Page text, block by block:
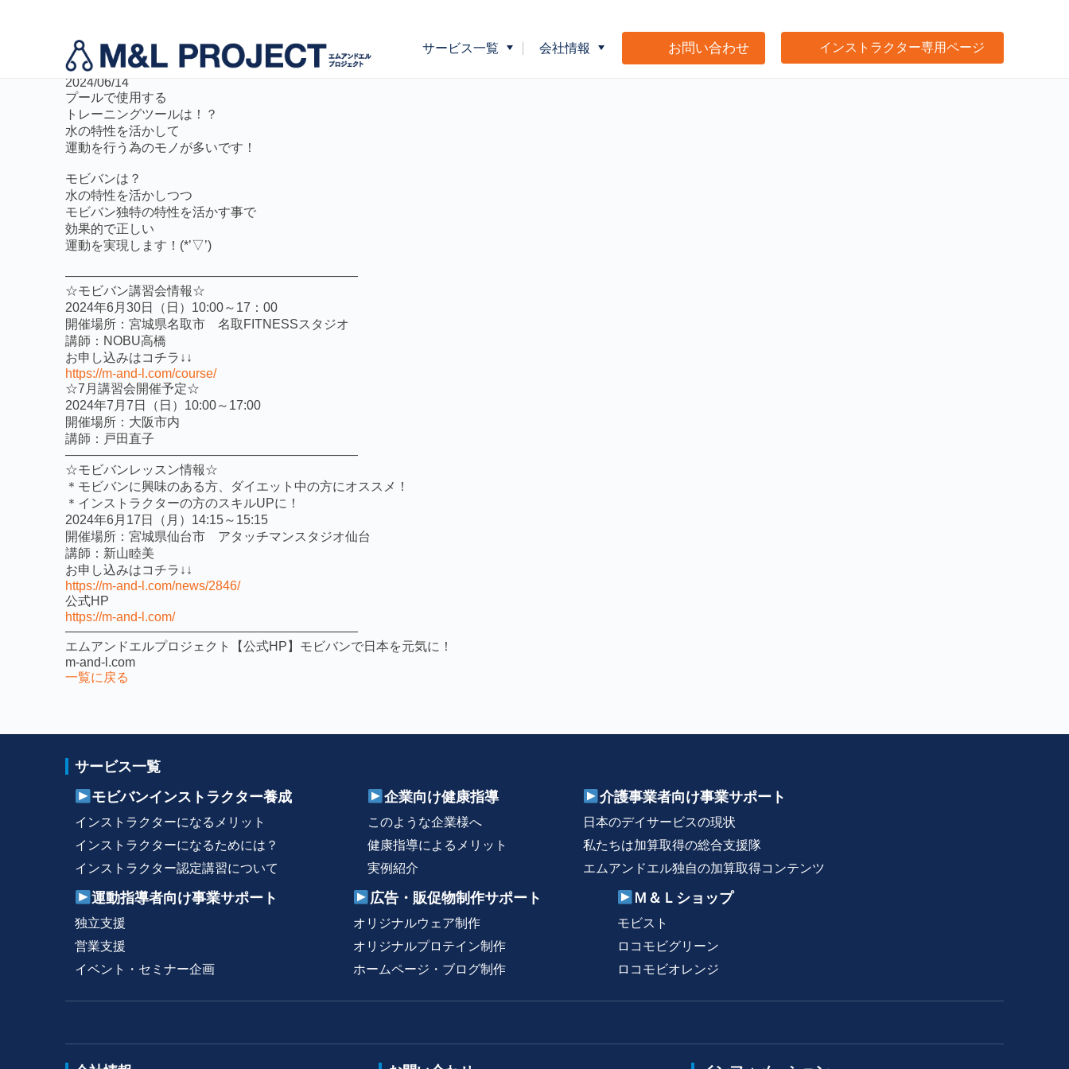
サービス一覧
モビバンインストラクター養成
運動指導者向け事業サポート
会社情報
代表挨拶
お問い合わせ インストラクター専用ページ
☆プールプログラムにもモビバン☆
2024/06/14
プールで使用する
トレーニングツールは！？
水の特性を活かして
運動を行う為のモノが多いです！
モビバンは？
水の特性を活かしつつ
モビバン独特の特性を活かす事で
効果的で正しい
運動を実現します！ (*’▽’)
———————————————————————
☆モビバン講習会情報☆
2024年6月30日（日）10:00～17：00
開催場所：宮城県名取市 名取FITNESSスタジオ
講師：NOBU高橋
お申し込みはコチラ↓↓
https://m-and-l.com/course/
☆7月講習会開催予定☆
2024年7月7日（日）10:00～17:00
開催場所：大阪市内
講師：戸田直子
———————————————————————
☆モビバンレッスン情報☆
＊モビバンに興味のある方、ダイエット中の方にオススメ！
＊インストラクターの方のスキルUPに！
2024年6月17日（月）14:15～15:15
開催場所：宮城県仙台市 アタッチマンスタジオ仙台
講師：新山睦美
お申し込みはコチラ↓↓
https://m-and-l.com/news/2846/
公式HP
https://m-and-l.com/
———————————————————————
エムアンドエルプロジェクト【公式HP】モビバンで日本を元気に！
m-and-l.com
一覧に戻る
サービス一覧
モビバンインストラクター養成
インストラクターになるメリット
インストラクターになるためには？
インストラクター認定講習について
企業向け健康指導
このような企業様へ
健康指導によるメリット
実例紹介
介護事業者向け事業サポート
日本のデイサービスの現状
私たちは加算取得の総合支援隊
エムアンドエル独自の加算取得コンテンツ
運動指導者向け事業サポート
独立支援
営業支援
イベント・セミナー企画
広告・販促物制作サポート
オリジナルウェア制作
オリジナルプロテイン制作
ホームページ・ブログ制作
Ｍ＆Ｌショップ
モビスト
ロコモビグリーン
ロコモビオレンジ